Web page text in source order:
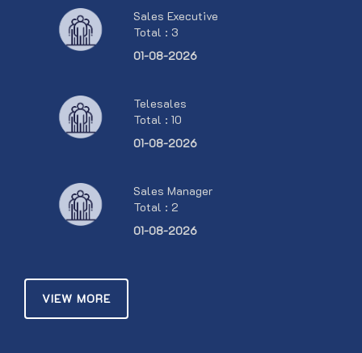
Sales Executive
Total : 3
01-08-2026
Telesales
Total : 10
01-08-2026
Sales Manager
Total : 2
01-08-2026
VIEW MORE